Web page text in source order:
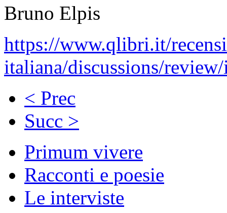
Bruno Elpis
https://www.qlibri.it/
italiana/discussions/
< Prec
Succ >
Primum vivere
Racconti e poesie
Le interviste